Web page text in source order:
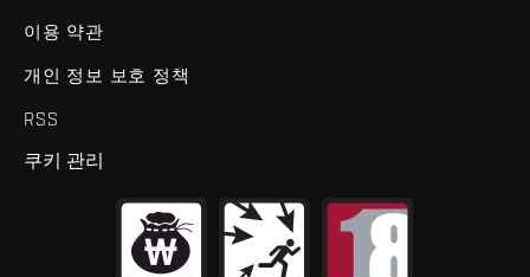
이용 약관
개인 정보 보호 정책
RSS
쿠키 관리